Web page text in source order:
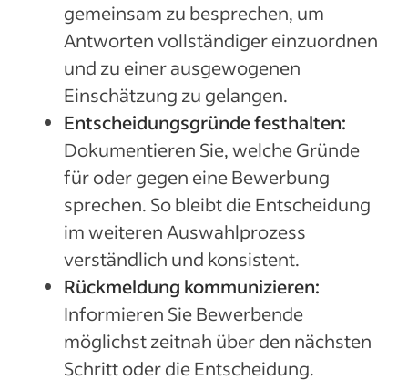
gemeinsam zu besprechen, um
Antworten vollständiger einzuordnen
und zu einer ausgewogenen
Einschätzung zu gelangen.
Entscheidungsgründe festhalten:
Dokumentieren Sie, welche Gründe
für oder gegen eine Bewerbung
sprechen. So bleibt die Entscheidung
im weiteren Auswahlprozess
verständlich und konsistent.
Rückmeldung kommunizieren:
Informieren Sie Bewerbende
möglichst zeitnah über den nächsten
Schritt oder die Entscheidung.